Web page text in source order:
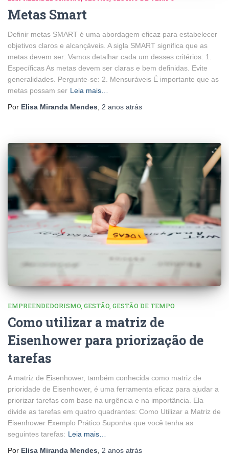
Metas Smart
Definir metas SMART é uma abordagem eficaz para estabelecer
objetivos claros e alcançáveis. A sigla SMART significa que as
metas devem ser: Vamos detalhar cada um desses critérios: 1.
Específicas As metas devem ser claras e bem definidas. Evite
generalidades. Pergunte-se: 2. Mensuráveis É importante que as
metas possam ser Leia mais…
Por Elisa Miranda Mendes, 2 anos atrás
EMPREENDEDORISMO GESTÃO GESTÃO DE TEMPO
Como utilizar a matriz de
Eisenhower para priorização de
tarefas
A matriz de Eisenhower, também conhecida como matriz de
prioridade de Eisenhower, é uma ferramenta eficaz para ajudar a
priorizar tarefas com base na urgência e na importância. Ela
divide as tarefas em quatro quadrantes: Como Utilizar a Matriz de
Eisenhower Exemplo Prático Suponha que você tenha as
seguintes tarefas: Leia mais…
Por Elisa Miranda Mendes 2 anos atrás